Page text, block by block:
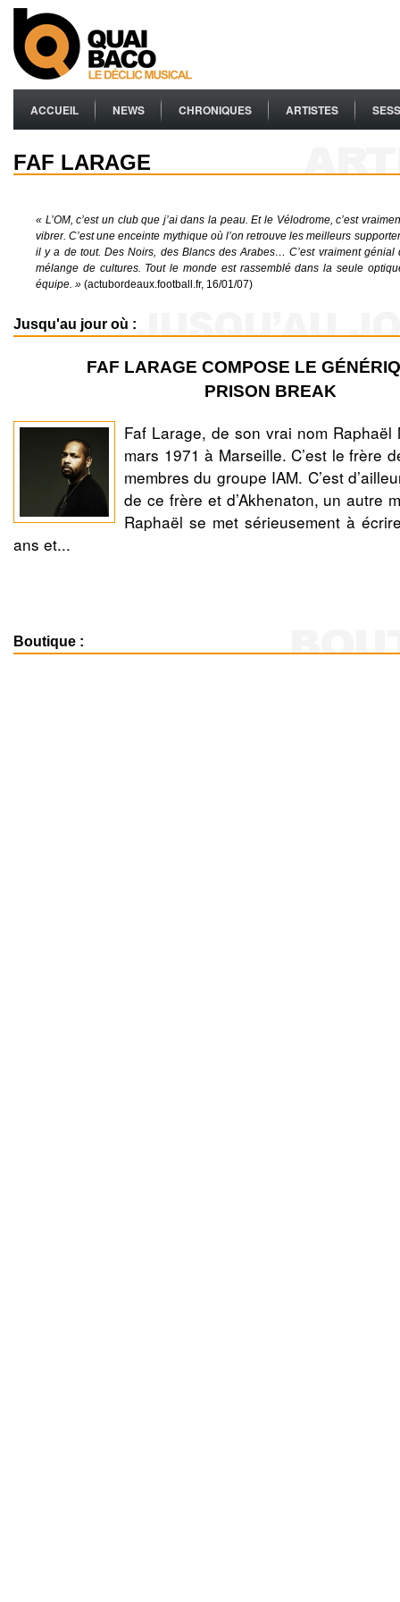
ACCUEIL NEWS CHRONIQUES ARTISTES
FAF LARAGE
« L’OM, c’est un club que j’ai dans la peau. Et le Vélodrome, c’est
vibrer. C’est une enceinte mythique où l’on retrouve les meilleurs
il y a de tout. Des Noirs, des Blancs des Arabes… C’est vraiment génial
mélange de cultures. Tout le monde est rassemblé dans la seule
équipe. » (actubordeaux.football.fr, 16/01/07)
Jusqu'au jour où :
FAF LARAGE COMPOSE LE
PRISON BREAK
Faf Larage, de son vrai nom
mars 1971 à Marseille. C’est le frère
membres du groupe IAM. C’est
de ce frère et d’Akhenaton, un autre
Raphaël se met sérieusement à
ans et...
Boutique :